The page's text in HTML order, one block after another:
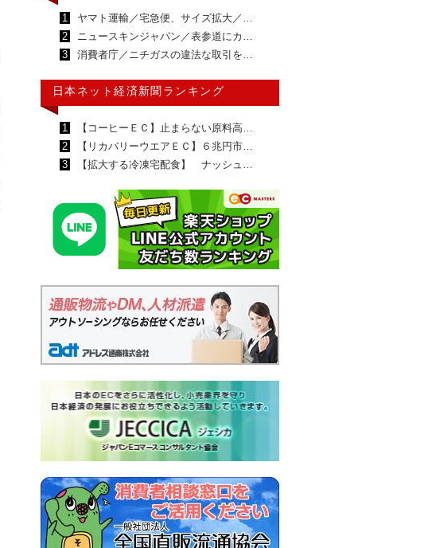
1
ヤマト運輸／宅急便、サイズ拡大／…
2
ニュースキンジャパン／表参道にカ…
3
消費者庁／ニチガスの違法な取引を…
日本ネット経済新聞ランキング
1
【コーヒーＥＣ】止まらない原料高…
2
【リカバリーウエアＥＣ】６兆円市…
3
【拡大する冷凍宅配食】 ナッシュ…